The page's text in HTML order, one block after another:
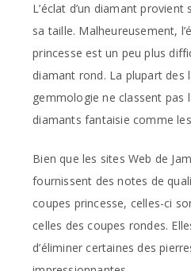
L’éclat d’un diamant
sa taille. Malheureusement,
princesse est un peu plus
diamant rond. La plupart des
gemmologie ne classent pas
diamants fantaisie comme
Bien que les sites Web de
fournissent des notes de
coupes princesse, celles-ci
celles des coupes rondes.
d’éliminer certaines des